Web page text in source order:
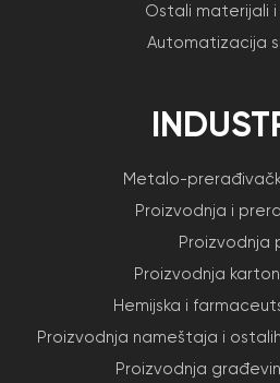
Ostali materijali
Automatizacija
Metalo-
Proizvodnja i
Proizvodnja
Proizvodnja
Hemijska i
Proizvodnja nameštaja i
Proizvodnja